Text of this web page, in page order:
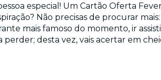
especial! Um Cartão Oferta
Não precisas de procurar
mais famoso do momento, ir
desta vez, vais acertar em